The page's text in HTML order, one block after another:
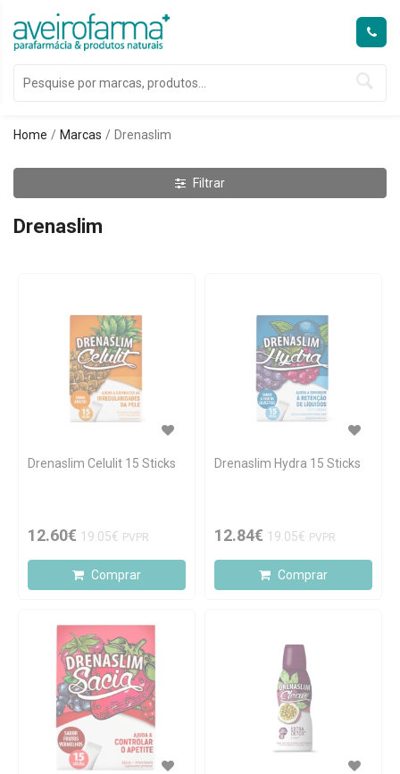
Home Marcas Drenaslim
Filtrar
Drenaslim
Drenaslim Celulit 15 Sticks
12.60€ 19.05€ PVPR
Comprar
Drenaslim Hydra 15 Sticks
12.84€ 19.05€ PVPR
Comprar